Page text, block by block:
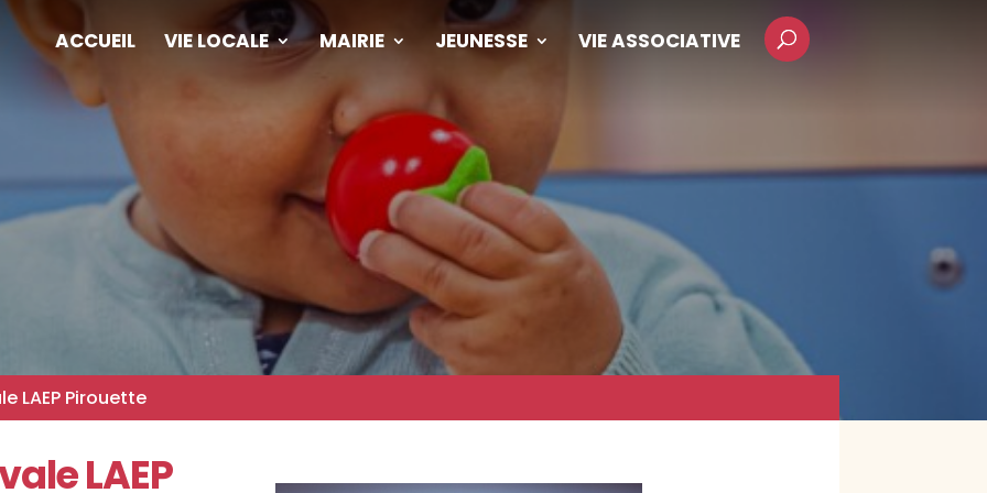
ACCUEIL VIE LOCALE MAIRIE JEUNESSE VIE ASSOCIATIVE
LAEP Pirouette
LAEP